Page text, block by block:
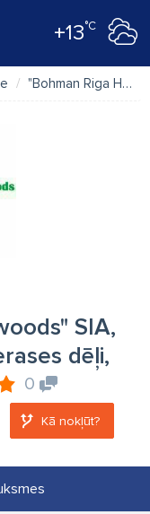
+13°C
"Bohman Riga Hardwoods" SIA, Cēlkoki, nažfinieri, terases dēļi, SIHGA
SIA,
dēļi,
0
Kā nokļūt?